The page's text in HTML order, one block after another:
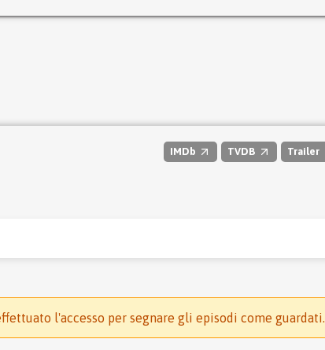
IMDb TVDB Trailer
l'accesso per segnare gli episodi come guardati.